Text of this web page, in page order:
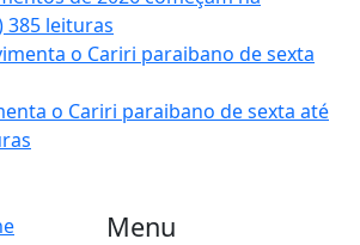
385 leituras
o Cariri paraibano de sexta até
Menu